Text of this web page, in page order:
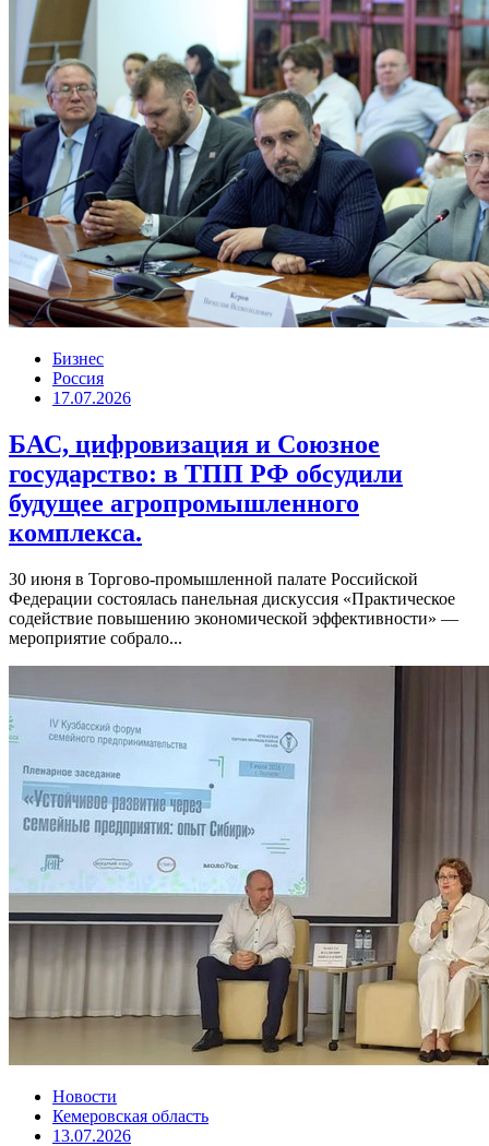
Бизнес
Россия
17.07.2026
БАС, цифровизация и Союзное
государство: в ТПП РФ обсудили
будущее агропромышленного
комплекса.
30 июня в Торгово-промышленной палате Российской
Федерации состоялась панельная дискуссия «Практическое
содействие повышению экономической эффективности» —
мероприятие собрало...
Новости
Кемеровская область
13.07.2026